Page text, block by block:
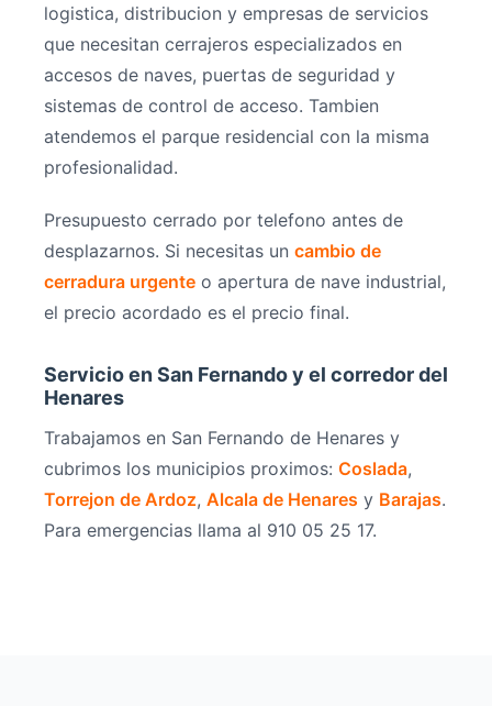
logistica, distribucion y empresas de servicios
que necesitan cerrajeros especializados en
accesos de naves, puertas de seguridad y
sistemas de control de acceso. Tambien
atendemos el parque residencial con la misma
profesionalidad.
Presupuesto cerrado por telefono antes de
desplazarnos. Si necesitas un cambio de
cerradura urgente o apertura de nave industrial,
el precio acordado es el precio final.
Servicio en San Fernando y el corredor del
Henares
Trabajamos en San Fernando de Henares y
cubrimos los municipios proximos: Coslada,
Torrejon de Ardoz, Alcala de Henares y Barajas.
Para emergencias llama al 910 05 25 17.